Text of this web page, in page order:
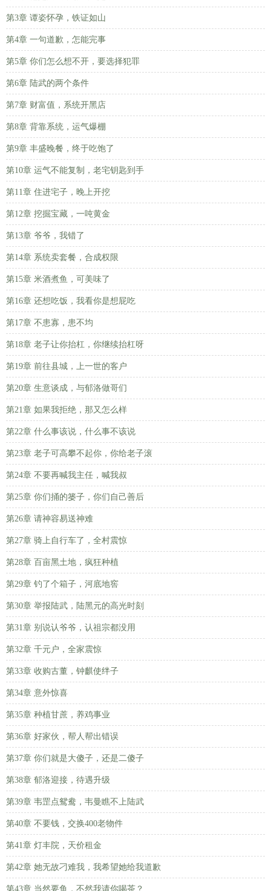
第3章 谭姿怀孕，铁证如山
第4章 一句道歉，怎能完事
第5章 你们怎么想不开，要选择犯罪
第6章 陆武的两个条件
第7章 财富值，系统开黑店
第8章 背靠系统，运气爆棚
第9章 丰盛晚餐，终于吃饱了
第10章 运气不能复制，老宅钥匙到手
第11章 住进宅子，晚上开挖
第12章 挖掘宝藏，一吨黄金
第13章 爷爷，我错了
第14章 系统卖套餐，合成权限
第15章 米酒煮鱼，可美味了
第16章 还想吃饭，我看你是想屁吃
第17章 不患寡，患不均
第18章 老子让你抬杠，你继续抬杠呀
第19章 前往县城，上一世的客户
第20章 生意谈成，与郁洛做哥们
第21章 如果我拒绝，那又怎么样
第22章 什么事该说，什么事不该说
第23章 老子可高攀不起你，你给老子滚
第24章 不要再喊我主任，喊我叔
第25章 你们捅的篓子，你们自己善后
第26章 请神容易送神难
第27章 骑上自行车了，全村震惊
第28章 百亩黑土地，疯狂种植
第29章 钓了个箱子，河底地窖
第30章 举报陆武，陆黑元的高光时刻
第31章 别说认爷爷，认祖宗都没用
第32章 千元户，全家震惊
第33章 收购古董，钟麒使绊子
第34章 意外惊喜
第35章 种植甘蔗，养鸡事业
第36章 好家伙，帮人帮出错误
第37章 你们就是大傻子，还是二傻子
第38章 郁洛迎接，待遇升级
第39章 韦罡点鸳鸯，韦曼瞧不上陆武
第40章 不要钱，交换400老物件
第41章 灯丰院，天价租金
第42章 她无故刁难我，我希望她给我道歉
第43章 当然要鱼，不然我请你喝茶？